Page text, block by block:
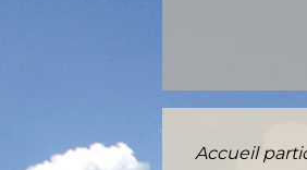
Accueil